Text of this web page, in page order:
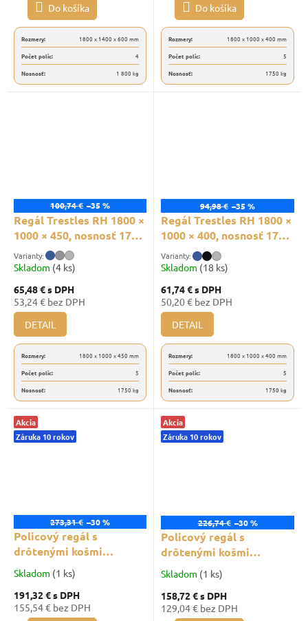
Do košíka
Rozmery:
1800 x 1400 x 600 mm
Počet políc:
4
Nosnosť:
1 800 kg
Do košíka
Rozmery:
1800 x 1000 x 400 mm
Počet políc:
5
Nosnosť:
1750 kg
100,74 € –35 %
Regál Trestles RH 1800 ×
1000 × 450, nosnosť 1750
kg, 5 políc
Skladom (4 ks)
65,48 €s DPH
53,24 € bez DPH
DETAIL
Rozmery:
1800 x 1000 x 450 mm
Počet políc:
5
Nosnosť:
1750 kg
94,98 € –35 %
Regál Trestles RH 1800 ×
1000 × 400, nosnosť 1750
kg, 5 políc
Skladom (18 ks)
61,74 €s DPH
50,20 € bez DPH
DETAIL
Rozmery:
1800 x 1000 x 400 mm
Počet políc:
5
Nosnosť:
1750 kg
Akcia
Záruka 10 rokov
273,31 € –30 %
Policový regál s
drôtenými košmi
Trestles RNDU-KUI
1800x900x400, nosnosť
250 kg, 5 košov, čierny
Skladom (1 ks)
191,32 €s DPH
155,54 € bez DPH
Akcia
Záruka 10 rokov
226,74 € –30 %
Policový regál s
drôtenými košmi
Trestles RNDU-KUI
1800x900x400, nosnosť
375 kg, 1 polica, 4 koše,
čierny
Skladom (1 ks)
158,72 €s DPH
129,04 € bez DPH